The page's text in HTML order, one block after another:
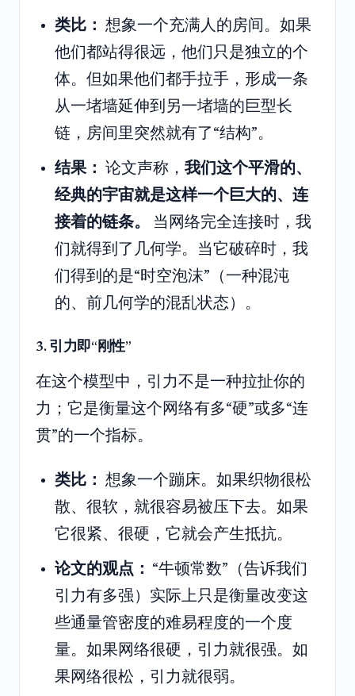
类比： 想象一个充满人的房间。如果
他们都站得很远，他们只是独立的个
体。但如果他们都手拉手，形成一条
从一堵墙延伸到另一堵墙的巨型长
链，房间里突然就有了“结构”。
结果： 论文声称， 我们这个平滑的、
经典的宇宙就是这样一个巨大的、连
接着的链条。
当网络完全连接时，我
们就得到了几何学。当它破碎时，我
们得到的是“时空泡沫”（一种混沌
的、前几何学的混乱状态）。
3. 引力即“刚性”
在这个模型中，引力不是一种拉扯你的
力；它是衡量这个网络有多“硬”或多“连
贯”的一个指标。
类比： 想象一个蹦床。如果织物很松
散、很软，就很容易被压下去。如果
它很紧、很硬，它就会产生抵抗。
论文的观点： “牛顿常数”（告诉我们
引力有多强）实际上只是衡量改变这
些通量管密度的难易程度的一个度
量。如果网络很硬，引力就很强。如
果网络很松，引力就很弱。